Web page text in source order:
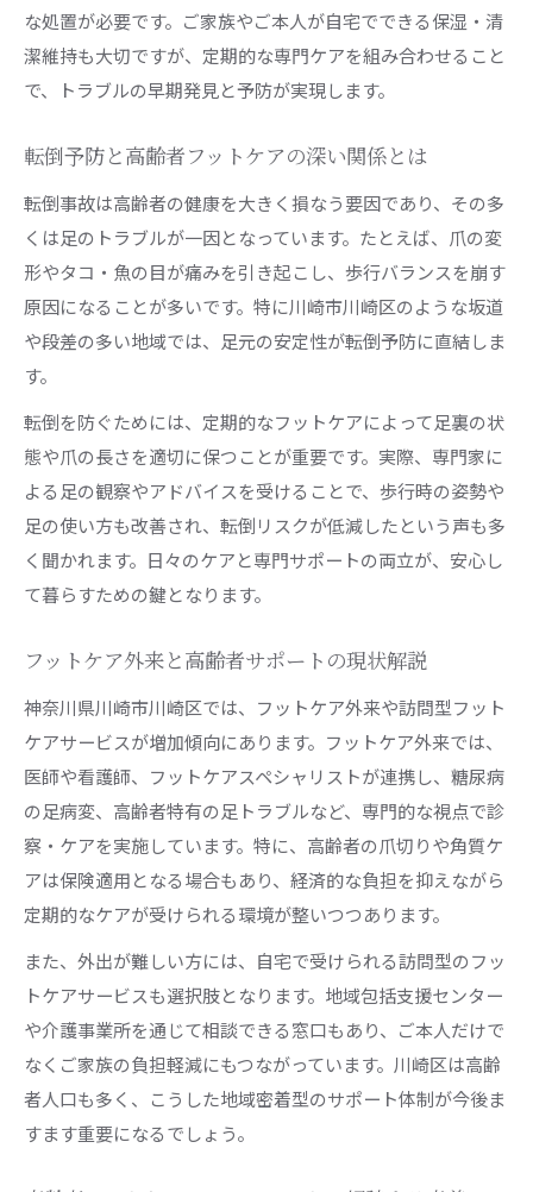
高齢者足の爪切りを家族で安全に行うコツ
訪問型高齢者フットケアサービスの活用の勧め
高齢者フットケア講座で家族も学ぶ健康管理
快適な毎日へ導く実践フットケアのコツ
日常生活で行う高齢者フットケアの実践ポイン
ト
高齢者フットケアスペシャリストが伝える習慣
術
な処置が必要です。ご家族やご本人が自宅でできる保湿・清
潔維持も大切ですが、定期的な専門ケアを組み合わせること
で、トラブルの早期発見と予防が実現します。
転倒予防と高齢者フットケアの深い関係とは
転倒事故は高齢者の健康を大きく損なう要因であり、その多
くは足のトラブルが一因となっています。たとえば、爪の変
形やタコ・魚の目が痛みを引き起こし、歩行バランスを崩す
原因になることが多いです。特に川崎市川崎区のような坂道
や段差の多い地域では、足元の安定性が転倒予防に直結しま
す。
転倒を防ぐためには、定期的なフットケアによって足裏の状
態や爪の長さを適切に保つことが重要です。実際、専門家に
よる足の観察やアドバイスを受けることで、歩行時の姿勢や
足の使い方も改善され、転倒リスクが低減したという声も多
く聞かれます。日々のケアと専門サポートの両立が、安心し
て暮らすための鍵となります。
フットケア外来と高齢者サポートの現状解説
神奈川県川崎市川崎区では、フットケア外来や訪問型フット
ケアサービスが増加傾向にあります。フットケア外来では、
医師や看護師、フットケアスペシャリストが連携し、糖尿病
の足病変、高齢者特有の足トラブルなど、専門的な視点で診
察・ケアを実施しています。特に、高齢者の爪切りや角質ケ
アは保険適用となる場合もあり、経済的な負担を抑えながら
定期的なケアが受けられる環境が整いつつあります。
また、外出が難しい方には、自宅で受けられる訪問型のフッ
トケアサービスも選択肢となります。地域包括支援センター
や介護事業所を通じて相談できる窓口もあり、ご本人だけで
なくご家族の負担軽減にもつながっています。川崎区は高齢
者人口も多く、こうした地域密着型のサポート体制が今後ま
すます重要になるでしょう。